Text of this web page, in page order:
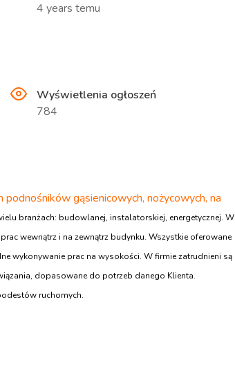
4 years temu
Wyświetlenia ogłoszeń
784
gąsienicowych, nożycowych, na
branżach: budowlanej, instalatorskiej, energetycznej. W
wewnątrz i na zewnątrz budynku. Wszystkie oferowane
wykonywanie prac na wysokości. W firmie zatrudnieni są
dopasowane do potrzeb danego Klienta.
ruchomych.